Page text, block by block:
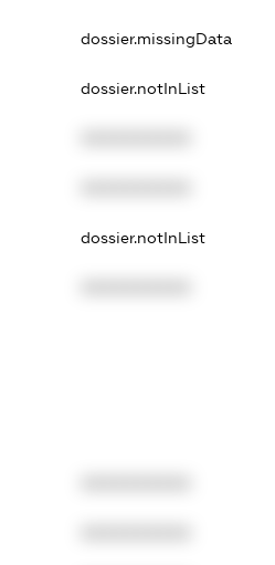
dossier.missingData
dossier.notInList
dossier.notInList